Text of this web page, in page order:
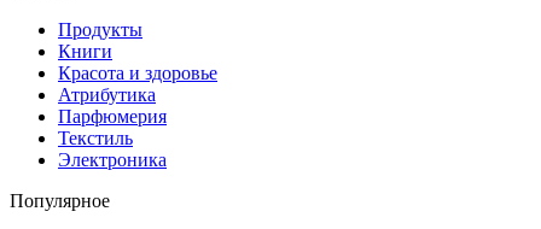
Продукты
Книги
Красота и здоровье
Атрибутика
Парфюмерия
Текстиль
Электроника
Популярное